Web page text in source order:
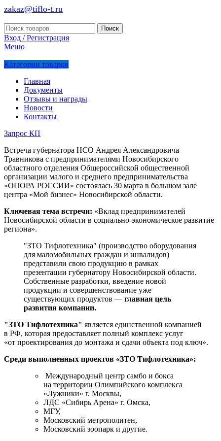
zakaz@tiflo-t.ru
Поиск
Вход / Регистрация
Меню
Категории товаров
Главная
Документы
Отзывы и награды
Новости
Контакты
Запрос КП
Встреча губернатора НСО Андрея Александровича
Травникова с предпринимателями Новосибирского
областного отделения Общероссийской общественной
организации малого и среднего предпринимательства
«ОПОРА РОССИИ» состоялась 30 марта в большом зале
центра «Мой бизнес» Новосибирской области.
Ключевая тема встречи: «Вклад предпринимателей
Новосибирской области в социально-экономическое развитие
региона».
"ЗТО Тифлотехника" (производство оборудования
для маломобильных граждан и инвалидов)
представили свою продукцию в рамках
презентации губернатору Новосибирской области.
Собственные разработки, введение новой
продукции и совершенствование уже
существующих продуктов — главная цель
развития компании.
"ЗТО Тифлотехника" является единственной компанией
в РФ, которая предоставляет полный комплекс услуг
«от проектирования до монтажа и сдачи объекта под ключ».
Среди выполненных проектов «ЗТО Тифлотехника»:
Международный центр самбо и бокса
на территории Олимпийского комплекса
«Лужники» г. Москвы,
ЛДС «Сибирь Арена» г. Омска,
МГУ,
Московский метрополитен,
Московский зоопарк и другие.